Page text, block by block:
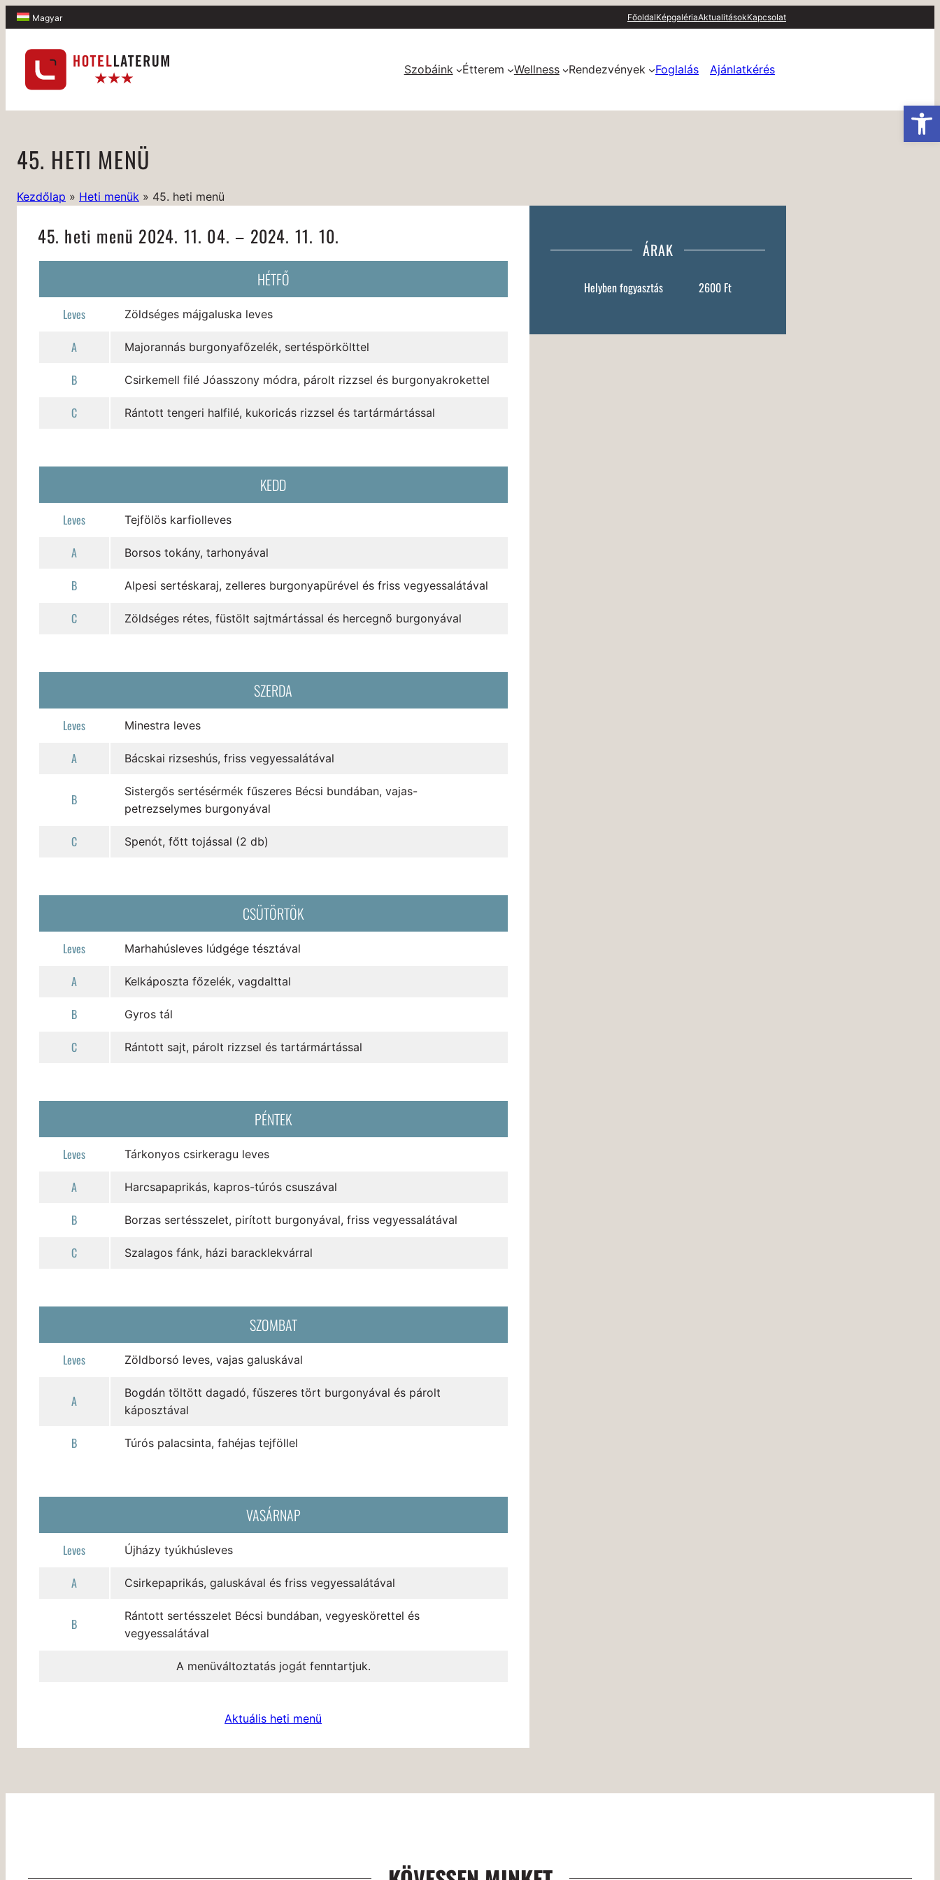
Magyar FőoldalKépgalériaAktualitásokKapcsolat
Szobáink Étterem Wellness Rendezvények Foglalás Ajánlatkérés
45. HETI MENÜ
Kezdőlap » Heti menük » 45. heti menü
45. heti menü 2024. 11. 04. – 2024. 11. 10.
HÉTFŐ
Leves Zöldséges májgaluska leves
A Majorannás burgonyafőzelék, sertéspörkölttel
B Csirkemell filé Jóasszony módra, párolt rizzsel és burgonyakrokettel
C Rántott tengeri halfilé, kukoricás rizzsel és tartármártással
KEDD
Leves Tejfölös karfiolleves
A Borsos tokány, tarhonyával
B Alpesi sertéskaraj, zelleres burgonyapürével és friss vegyessalátával
C Zöldséges rétes, füstölt sajtmártással és hercegnő burgonyával
SZERDA
Leves Minestra leves
A Bácskai rizseshús, friss vegyessalátával
B
Sistergős sertésérmék fűszeres Bécsi bundában, vajas-
petrezselymes burgonyával
C Spenót, főtt tojással (2 db)
CSÜTÖRTÖK
Leves Marhahúsleves lúdgége tésztával
A Kelkáposzta főzelék, vagdalttal
B Gyros tál
C Rántott sajt, párolt rizzsel és tartármártással
PÉNTEK
Leves Tárkonyos csirkeragu leves
A Harcsapaprikás, kapros-túrós csuszával
B Borzas sertésszelet, pirított burgonyával, friss vegyessalátával
C Szalagos fánk, házi baracklekvárral
SZOMBAT
Leves Zöldborsó leves, vajas galuskával
A
Bogdán töltött dagadó, fűszeres tört burgonyával és párolt
káposztával
B Túrós palacsinta, fahéjas tejföllel
VASÁRNAP
Leves Újházy tyúkhúsleves
A Csirkepaprikás, galuskával és friss vegyessalátával
B
Rántott sertésszelet Bécsi bundában, vegyeskörettel és
vegyessalátával
A menüváltoztatás jogát fenntartjuk.
Aktuális heti menü
ÁRAK
Helyben fogyasztás 2600 Ft